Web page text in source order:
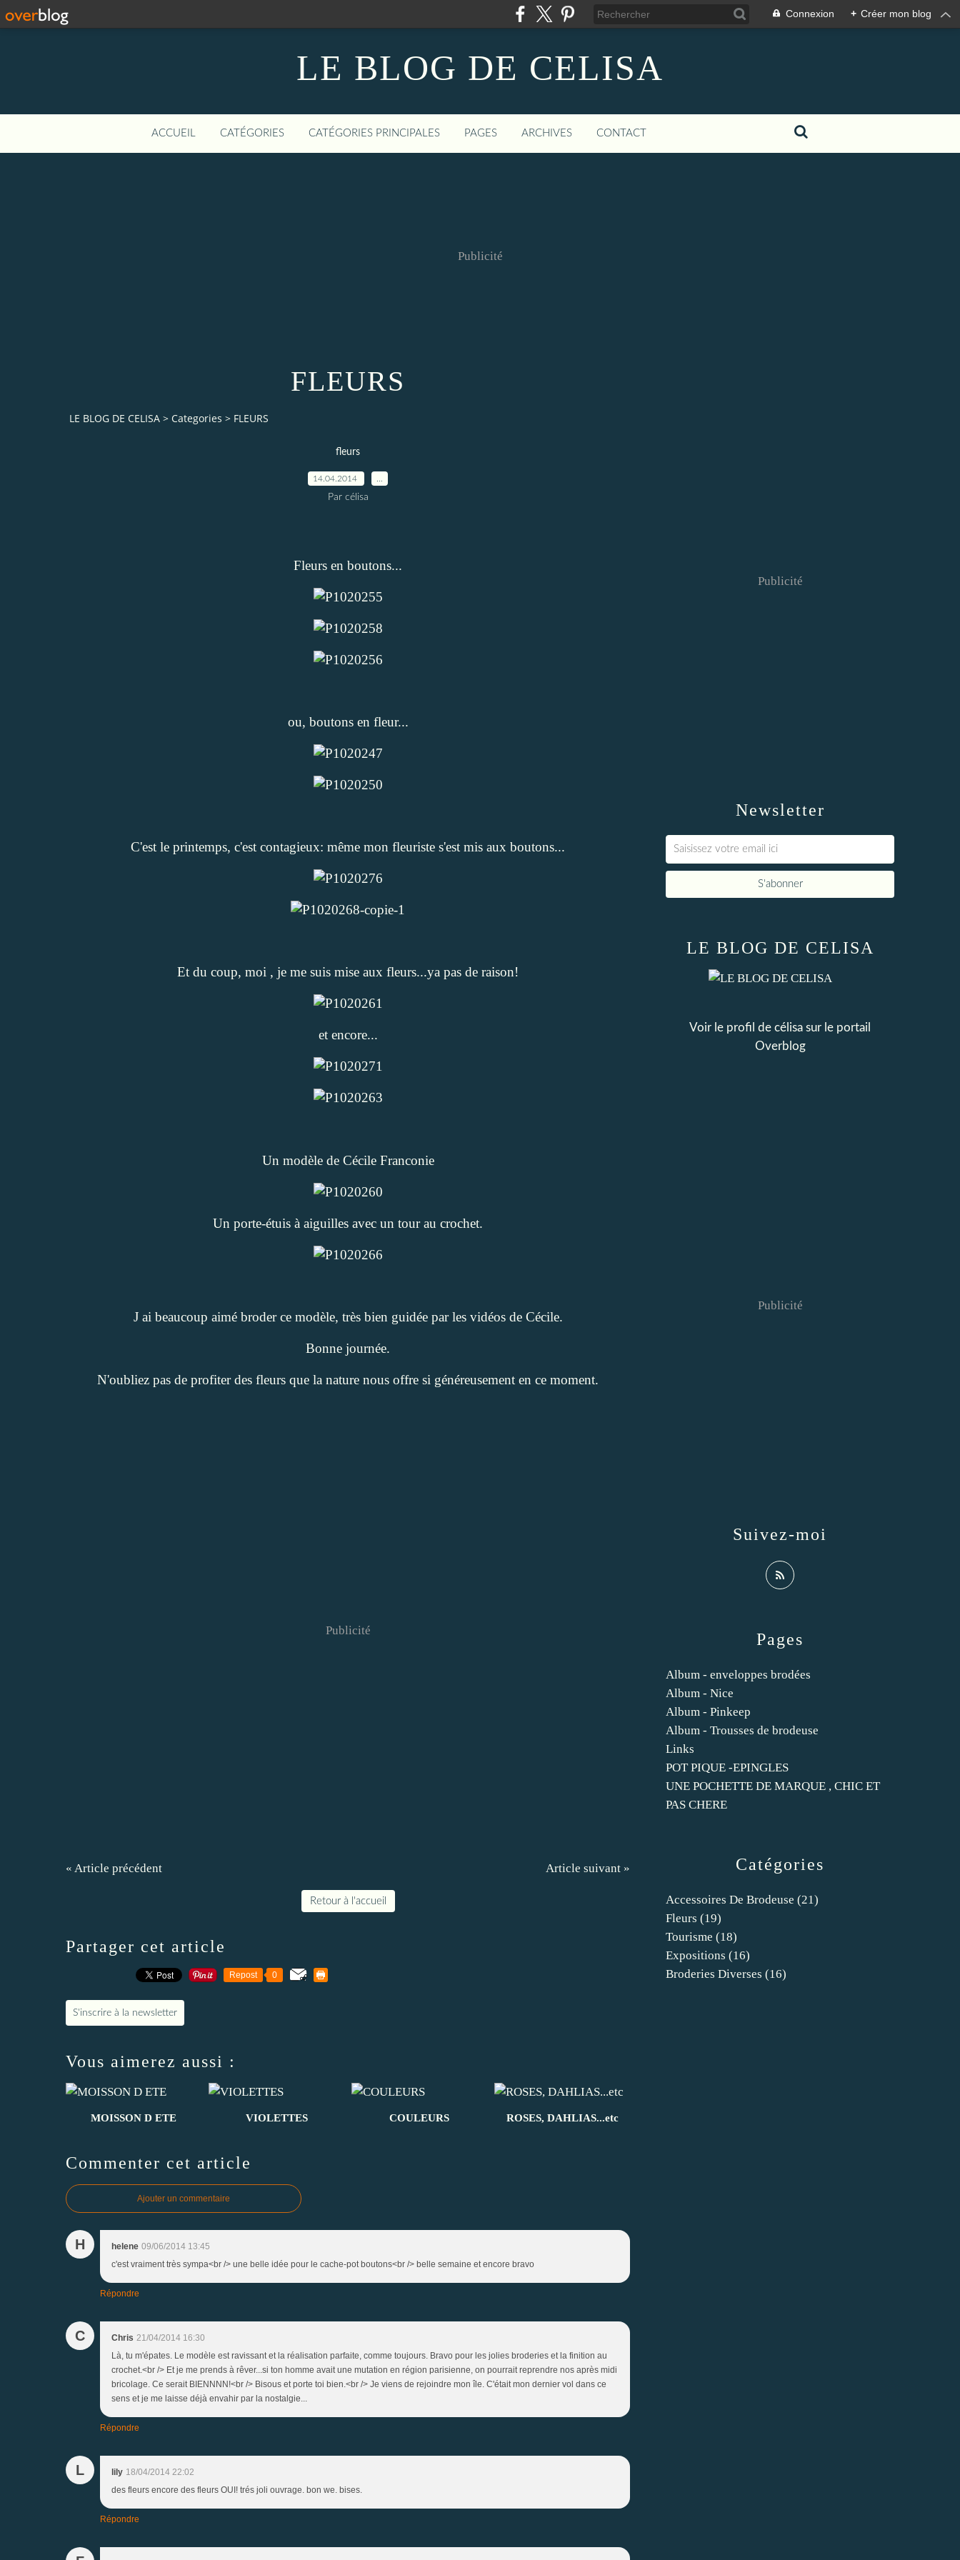
Connexion + Créer mon blog
LE BLOG DE CELISA
ACCUEIL CATÉGORIES CATÉGORIES PRINCIPALES PAGES ARCHIVES CONTACT
Publicité
FLEURS
LE BLOG DE CELISA > Categories > FLEURS
fleurs
14.04.2014
Par célisa
Fleurs en boutons...
ou, boutons en fleur...
C'est le printemps, c'est contagieux: même mon fleuriste s'est mis aux boutons...
Et du coup, moi , je me suis mise aux fleurs...ya pas de raison!
et encore...
Un modèle de Cécile Franconie
Un porte-étuis à aiguilles avec un tour au crochet.
J ai beaucoup aimé broder ce modèle, très bien guidée par les vidéos de Cécile.
Bonne journée.
N'oubliez pas de profiter des fleurs que la nature nous offre si généreusement en ce moment.
Publicité
« Article précédent Article suivant »
Retour à l'accueil
Partager cet article
Repost 0
S'inscrire à la newsletter
Vous aimerez aussi :
MOISSON D ETE VIOLETTES COULEURS ROSES, DAHLIAS...etc
Commenter cet article
Ajouter un commentaire
H helene 09/06/2014 13:45
c'est vraiment très sympa<br /> une belle idée pour le cache-pot boutons<br /> belle semaine et encore bravo
Répondre
C Chris 21/04/2014 16:30
Là, tu m'épates. Le modèle est ravissant et la réalisation parfaite, comme toujours. Bravo pour les jolies broderies et la finition au
crochet.<br /> Et je me prends à rêver...si ton homme avait une mutation en région parisienne, on pourrait reprendre nos après midi
bricolage. Ce serait BIENNNN!<br /> Bisous et porte toi bien.<br /> Je viens de rejoindre mon île. C'était mon dernier vol dans ce
sens et je me laisse déjà envahir par la nostalgie...
Répondre
L lily 18/04/2014 22:02
des fleurs encore des fleurs OUI! trés joli ouvrage. bon we. bises.
Répondre
Newsletter
Publicité
Catégories
Accessoires De Brodeuse (21)
Fleurs (19)
Tourisme (18)
Expositions (16)
Broderies Diverses (16)
Pages
Album - enveloppes brodées
Album - Nice
Album - Pinkeep
Album - Trousses de brodeuse
Links
POT PIQUE -EPINGLES
UNE POCHETTE DE MARQUE , CHIC ET
PAS CHERE
LE BLOG DE CELISA
Voir le profil de célisa sur le portail
Overblog
Suivez-moi
Publicité